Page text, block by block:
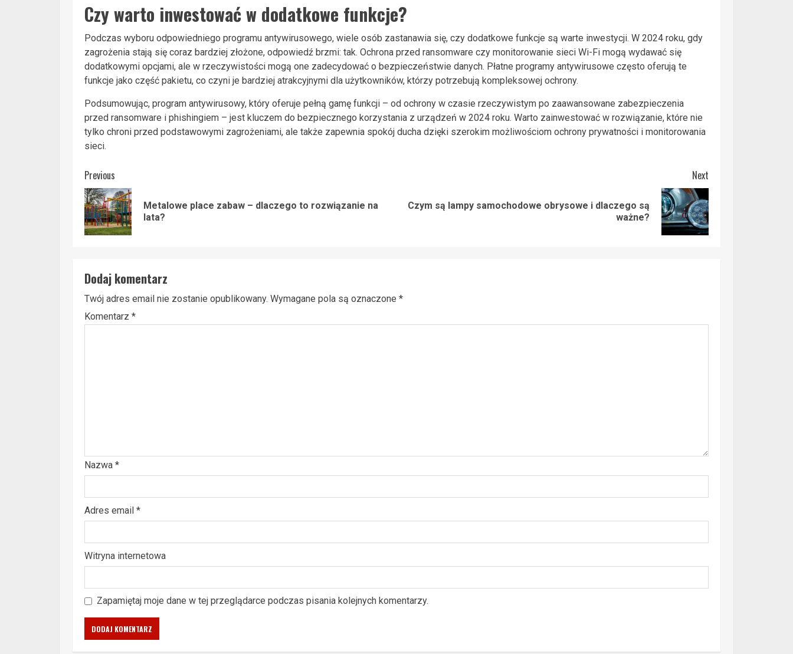
Czy warto inwestować w dodatkowe funkcje?
Podczas wyboru odpowiedniego programu antywirusowego, wiele osób zastanawia się, czy dodatkowe funkcje są warte inwestycji. W 2024 roku, gdy
zagrożenia stają się coraz bardziej złożone, odpowiedź brzmi: tak. Ochrona przed ransomware czy monitorowanie sieci Wi-Fi mogą wydawać się
dodatkowymi opcjami, ale w rzeczywistości mogą one zadecydować o bezpieczeństwie danych. Płatne programy antywirusowe często oferują te
funkcje jako część pakietu, co czyni je bardziej atrakcyjnymi dla użytkowników, którzy potrzebują kompleksowej ochrony.
Podsumowując, program antywirusowy, który oferuje pełną gamę funkcji – od ochrony w czasie rzeczywistym po zaawansowane zabezpieczenia
przed ransomware i phishingiem – jest kluczem do bezpiecznego korzystania z urządzeń w 2024 roku. Warto zainwestować w rozwiązanie, które nie
tylko chroni przed podstawowymi zagrożeniami, ale także zapewnia spokój ducha dzięki szerokim możliwościom ochrony prywatności i monitorowania
sieci.
Post
navigation
Previous
Previous
Metalowe place zabaw – dlaczego to rozwiązanie na
lata?
Next
NextCzym są lampy samochodowe obrysowe i dlaczego są
ważne?
Dodaj komentarz
Twój adres email nie zostanie opublikowany. Wymagane pola są oznaczone *
Komentarz *
Nazwa *
Adres email *
Witryna internetowa
Zapamiętaj moje dane w tej przeglądarce podczas pisania kolejnych komentarzy.